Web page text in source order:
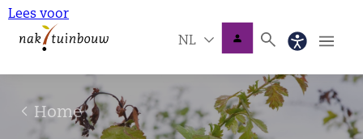
Lees voor
NL
Home